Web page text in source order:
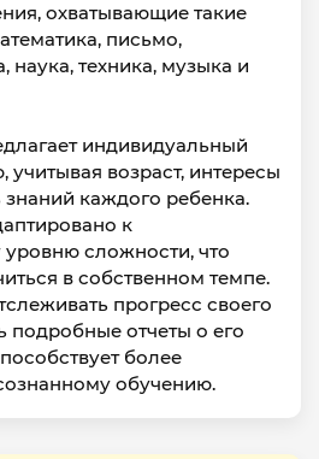
охватывающие такие
письмо,
наука, техника, музыка и
индивидуальный
возраст, интересы
каждого ребенка.
к
сложности, что
в собственном темпе.
прогресс своего
подробные отчеты о его
более
обучению.